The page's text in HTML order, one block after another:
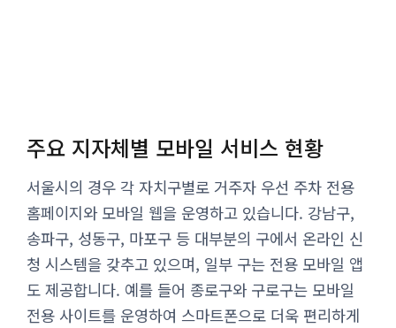
주요 지자체별 모바일 서비스 현황
서울시의 경우 각 자치구별로 거주자 우선 주차 전용
홈페이지와 모바일 웹을 운영하고 있습니다. 강남구,
송파구, 성동구, 마포구 등 대부분의 구에서 온라인 신
청 시스템을 갖추고 있으며, 일부 구는 전용 모바일 앱
도 제공합니다. 예를 들어 종로구와 구로구는 모바일
전용 사이트를 운영하여 스마트폰으로 더욱 편리하게